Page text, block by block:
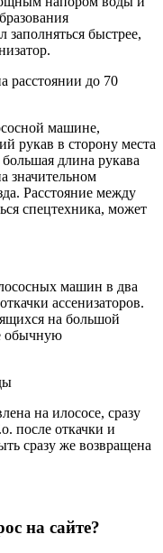
заполняться быстрее,
расстоянии до 70
машине,
рукав в сторону места
длина рукава
значительном
Расстояние между
спецтехника, может
машин в два
ассенизаторов.
на большой
обычную
на илососе, сразу
после откачки и
сразу же возвращена
на сайте?